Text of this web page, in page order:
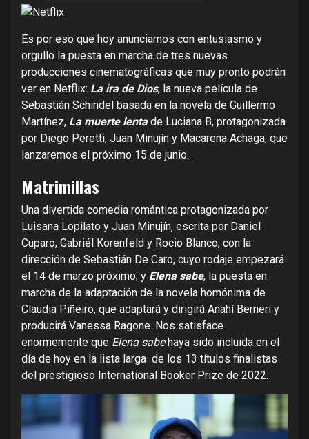
Es por eso que hoy anunciamos con entusiasmo y
orgullo la puesta en marcha de tres nuevas
producciones cinematográficas que muy pronto podrán
ver en Netflix: La ira de Dios, la nueva película de
Sebastián Schindel basada en la novela de Guillermo
Martínez, La muerte lentade Luciana B, protagonizada
por Diego Peretti, Juan Minujín y Macarena Achaga, que
lanzaremos el próximo 15 de junio.
Matrimillas
Una divertida comedia romántica protagonizada por
Luisana Lopilato y Juan Minujín, escrita por Daniel
Cuparo, Gabriél Korenfeld y Rocio Blanco, con la
dirección de Sebastián De Caro, cuyo rodaje empezará
el 14 de marzo próximo; y Elena sabe, la puesta en
marcha de la adaptación de la novela homónima de
Claudia Piñeiro, que adaptará y dirigirá Anahí Berneri y
producirá Vanessa Ragone. Nos satisface
enormemente que Elena sabehaya sido incluida en el
día de hoy en la lista larga de los 13 títulos finalistas
del prestigioso International Booker Prize de 2022.